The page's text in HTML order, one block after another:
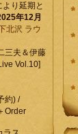
より延期と
年12月
北沢 ラウ
三夫＆伊藤
Vol.10]
約) /
Order